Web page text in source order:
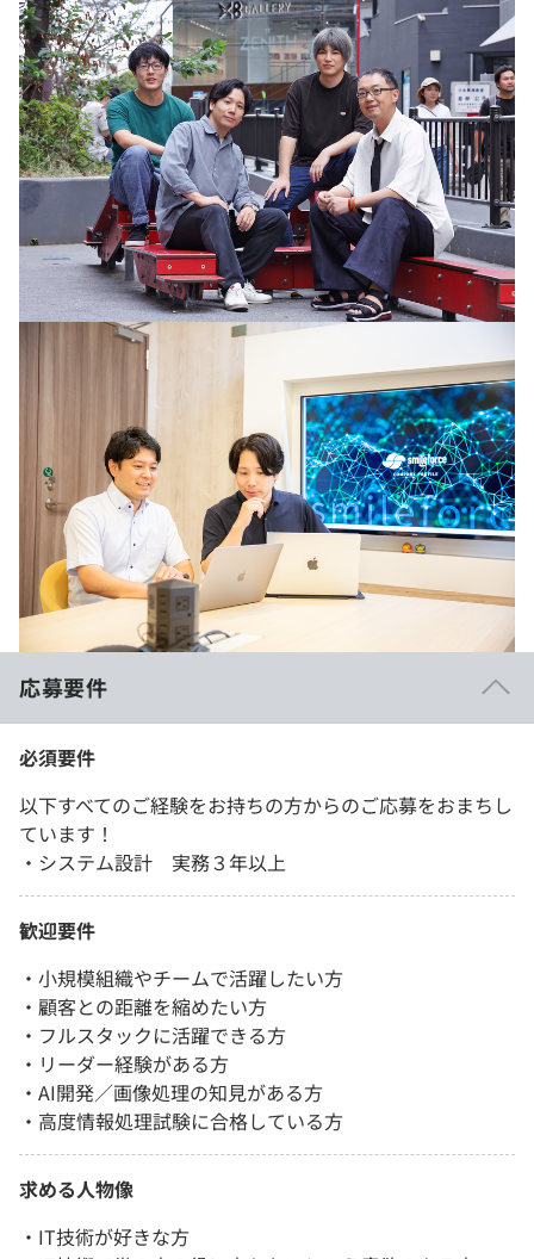
応募要件
必須要件
以下すべてのご経験をお持ちの方からのご応募をおまちし
ています！
・システム設計 実務３年以上
歓迎要件
・小規模組織やチームで活躍したい方
・顧客との距離を縮めたい方
・フルスタックに活躍できる方
・リーダー経験がある方
・AI開発／画像処理の知見がある方
・高度情報処理試験に合格している方
求める人物像
・IT技術が好きな方